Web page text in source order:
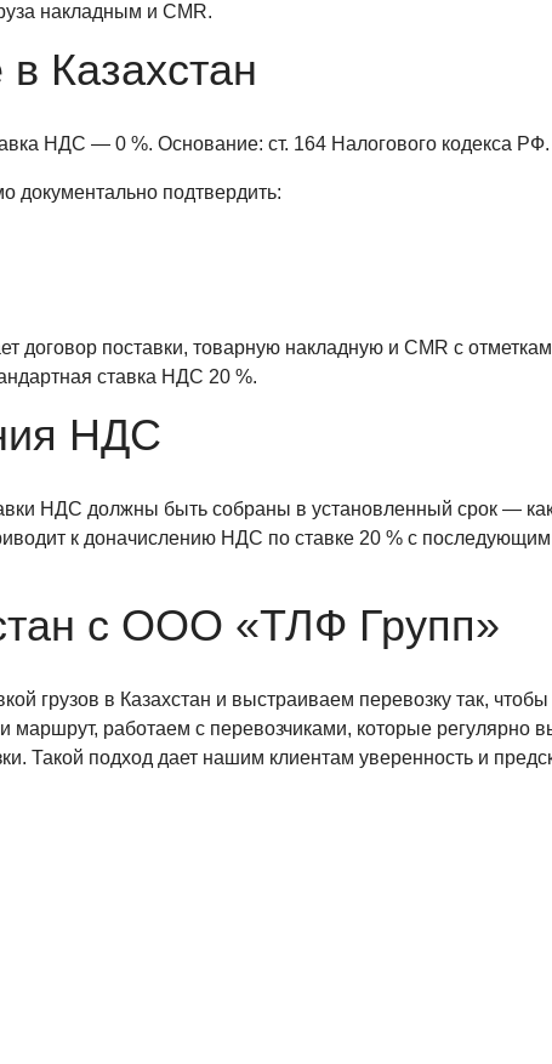
накладным и CMR.
Казахстан
НДС — 0 %. Основание: ст. 164 Налогового кодекса РФ.
документально подтвердить:
договор поставки, товарную накладную и CMR с
ставка НДС 20 %.
НДС
НДС должны быть собраны в установленный срок —
к доначислению НДС по ставке 20 % с
с ООО «ТЛФ Групп»
грузов в Казахстан и выстраиваем перевозку так,
маршрут, работаем с перевозчиками, которые
Такой подход дает нашим клиентам уверенность и